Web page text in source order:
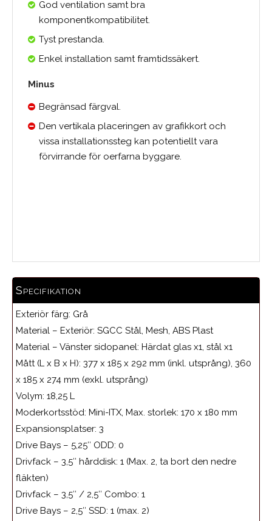
God ventilation samt bra
komponentkompatibilitet.
Tyst prestanda.
Enkel installation samt framtidssäkert.
Minus
Begränsad färgval.
Den vertikala placeringen av grafikkort och
vissa installationssteg kan potentiellt vara
förvirrande för oerfarna byggare.
Specifikation
Exteriör färg: Grå
Material – Exteriör: SGCC Stål, Mesh, ABS Plast
Material – Vänster sidopanel: Härdat glas x1, stål x1
Mått (L x B x H): 377 x 185 x 292 mm (inkl. utsprång), 360
x 185 x 274 mm (exkl. utsprång)
Volym: 18,25 L
Moderkortsstöd: Mini-ITX, Max. storlek: 170 x 180 mm
Expansionsplatser: 3
Drive Bays – 5,25″ ODD: 0
Drivfack – 3,5″ hårddisk: 1 (Max. 2, ta bort den nedre
fläkten)
Drivfack – 3,5″ / 2,5″ Combo: 1
Drive Bays – 2,5″ SSD: 1 (max. 2)